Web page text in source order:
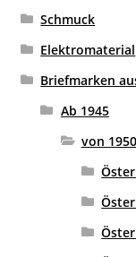
Schmuck
Elektromaterial
Briefmarken
Ab 1945
von